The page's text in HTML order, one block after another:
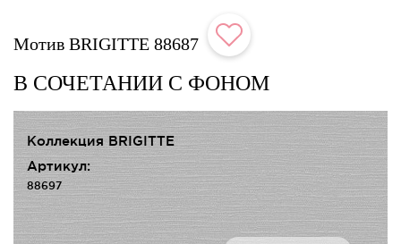
Мотив BRIGITTE 88687
В СОЧЕТАНИИ С ФОНОМ
Коллекция BRIGITTE
Артикул:
88697